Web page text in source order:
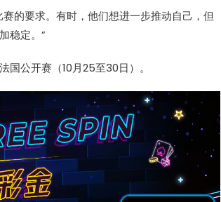
的要求。有时，他们想进一步推动自己，但
稳定。”
国公开赛（10月25至30日）。
大马演唱会票价来了！最贵